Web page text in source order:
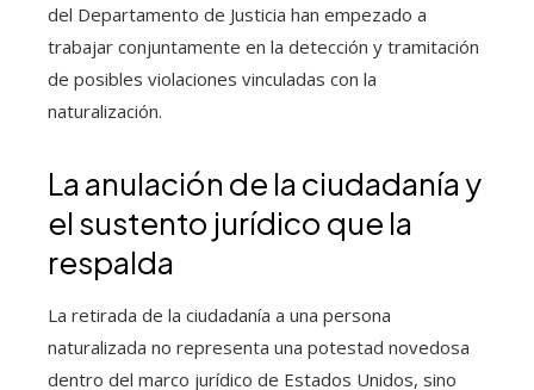
del Departamento de Justicia han empezado a
trabajar conjuntamente en la detección y tramitación
de posibles violaciones vinculadas con la
naturalización.
La anulación de la ciudadanía y
el sustento jurídico que la
respalda
La retirada de la ciudadanía a una persona
naturalizada no representa una potestad novedosa
dentro del marco jurídico de Estados Unidos, sino